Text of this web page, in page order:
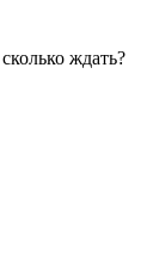
ждать?